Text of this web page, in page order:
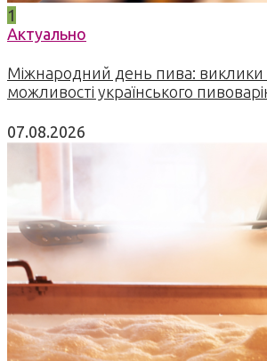
1
Актуально
Міжнародний день пива: виклики
можливості українського
07.08.2026